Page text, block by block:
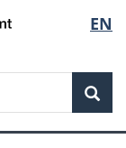
langue
EN